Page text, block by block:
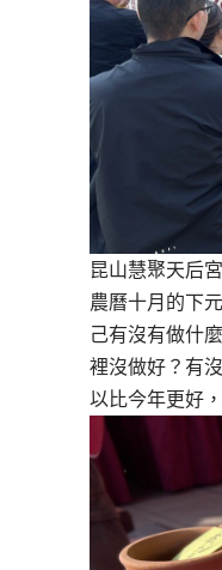
昆山慧聚天后
農曆十月的下
己有沒有做什
裡沒做好？有
以比今年更好